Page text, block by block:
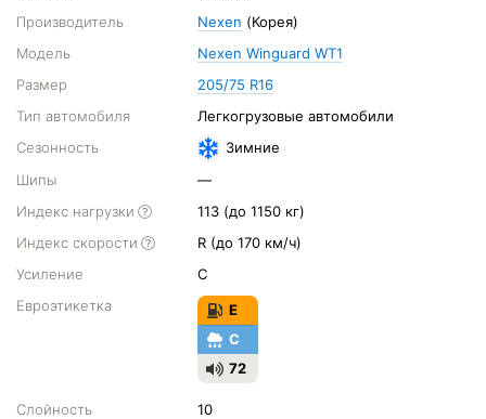
Производитель
Nexen (Корея)
Модель
Nexen Winguard WT1
Размер
205/75 R16
Тип автомобиля
Легкогрузовые автомобили
Сезонность
Зимние
Шипы
—
Индекс нагрузки
113 (до 1150 кг)
Индекс скорости
R (до 170 км/ч)
Усиление
C
Евроэтикетка
E
C
72
Слойность
10